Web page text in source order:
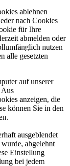
ablehnen
nach Cookies
für Ihre
abmelden oder
nutzen
alle gesetzten
auf unserer
Aus
anzeigen, die
können Sie in den
ausgeblendet
abgelehnt
Einstellung
bei jedem